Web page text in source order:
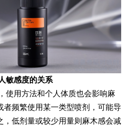
敏感度的关系
使用方法和个人体质也会影响麻
者频繁使用某一类型喷剂，可能导
，低剂量或较少用量则麻木感会减